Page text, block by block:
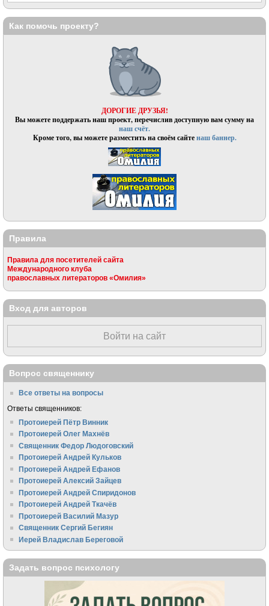
Как помочь проекту?
ДОРОГИЕ ДРУЗЬЯ!
Вы можете поддержать наш проект, перечислив доступную вам сумму на
наш счёт.
Кроме того, вы можете разместить на своём сайтенаш баннер.
Правила
Правила для посетителей сайта
Международного клуба
православных литераторов «Омилия»
Вход для авторов
Войти на сайт
Вопрос священнику
Все ответы на вопросы
Ответы священников:
Протоиерей Пётр Винник
Протоиерей Олег Махнёв
Священник Федор Людоговский
Протоиерей Андрей Кульков
Протоиерей Андрей Ефанов
Протоиерей Алексий Зайцев
Протоиерей Андрей Спиридонов
Протоиерей Андрей Ткачёв
Протоиерей Василий Мазур
Священник Сергий Бегиян
Иерей Владислав Береговой
Задать вопрос психологу